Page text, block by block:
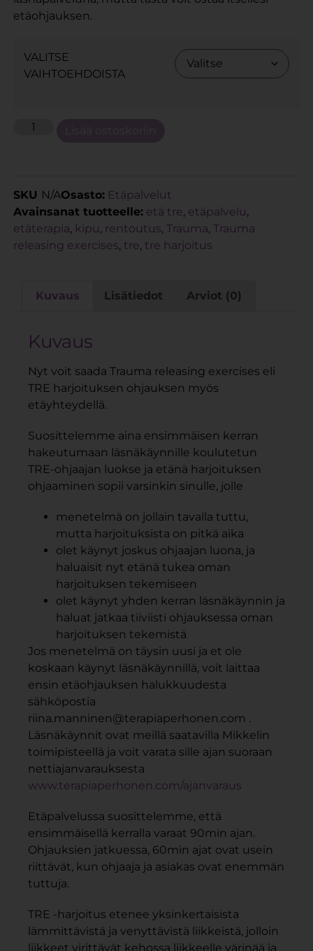
etäohjauksen.
VALITSE
VAIHTOEHDOISTA
SKU N/AOsasto: Etäpalvelut
Avainsanat tuotteelle: etä tre, etäpalvelu,
etäterapia, kipu, rentoutus, Trauma, Trauma
releasing exercises, tre, tre harjoitus
Kuvaus Lisätiedot Arviot (0)
Kuvaus
Nyt voit saada Trauma releasing exercises eli
TRE harjoituksen ohjauksen myös
etäyhteydellä.
Suosittelemme aina ensimmäisen kerran
hakeutumaan läsnäkäynnille koulutetun
TRE-ohjaajan luokse ja etänä harjoituksen
ohjaaminen sopii varsinkin sinulle, jolle
menetelmä on jollain tavalla tuttu,
mutta harjoituksista on pitkä aika
olet käynyt joskus ohjaajan luona, ja
haluaisit nyt etänä tukea oman
harjoituksen tekemiseen
olet käynyt yhden kerran läsnäkäynnin ja
haluat jatkaa tiiviisti ohjauksessa oman
harjoituksen tekemistä
Jos menetelmä on täysin uusi ja et ole
koskaan käynyt läsnäkäynnillä, voit laittaa
ensin etäohjauksen halukkuudesta
sähköpostia
riina.manninen@terapiaperhonen.com .
Läsnäkäynnit ovat meillä saatavilla Mikkelin
toimipisteellä ja voit varata sille ajan suoraan
nettiajanvarauksesta
www.terapiaperhonen.com/ajanvaraus
Etäpalvelussa suosittelemme, että
ensimmäisellä kerralla varaat 90min ajan.
Ohjauksien jatkuessa, 60min ajat ovat usein
riittävät, kun ohjaaja ja asiakas ovat enemmän
tuttuja.
TRE -harjoitus etenee yksinkertaisista
lämmittävistä ja venyttävistä liikkeistä, jolloin
liikkeet virittävät kehossa liikkeelle värinää ja